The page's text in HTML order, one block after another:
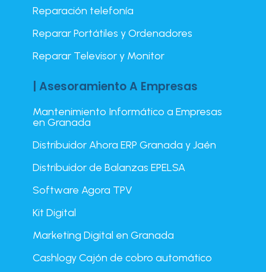
Reparación telefonía
Reparar Portátiles y Ordenadores
Reparar Televisor y Monitor
| Asesoramiento A Empresas
Mantenimiento Informático a Empresas
en Granada
Distribuidor Ahora ERP Granada y Jaén
Distribuidor de Balanzas EPELSA
Software Agora TPV
Kit Digital
Marketing Digital en Granada
Cashlogy Cajón de cobro automático